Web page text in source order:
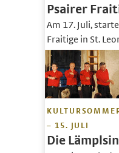
Psairer
Am 17. Juli,
Fraitige in St.
– 15. JULI
Die